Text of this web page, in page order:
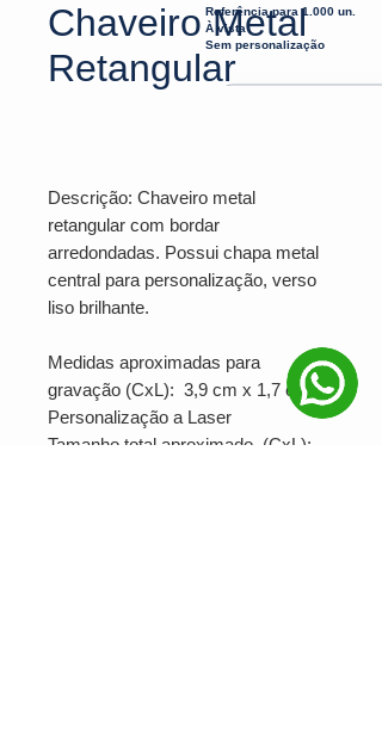
Chaveiro Metal
Retangular
Descrição: Chaveiro metal
retangular com bordar
arredondadas. Possui chapa metal
central para personalização, verso
liso brilhante.
Medidas aproximadas para
gravação (CxL): 3,9 cm x 1,7 cm
Personalização a Laser
Tamanho total aproximado (CxL):
Referência para 1.000 un.
À vista
Sem personalização